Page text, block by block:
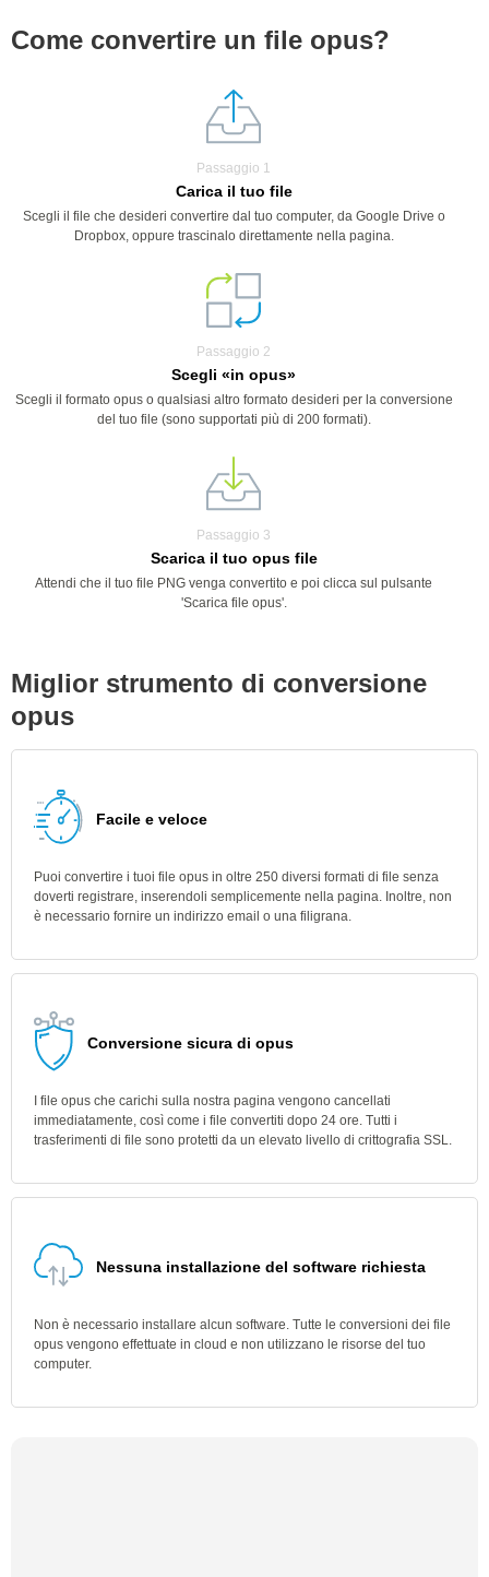
Come convertire un file opus?
Passaggio 1
Carica il tuo file
Scegli il file che desideri convertire dal tuo computer, da Google Drive o
Dropbox, oppure trascinalo direttamente nella pagina.
Passaggio 2
Scegli «in opus»
Scegli il formato opus o qualsiasi altro formato desideri per la conversione
del tuo file (sono supportati più di 200 formati).
Passaggio 3
Scarica il tuo opus file
Attendi che il tuo file PNG venga convertito e poi clicca sul pulsante
'Scarica file opus'.
Miglior strumento di conversione
opus
Facile e veloce
Puoi convertire i tuoi file opus in oltre 250 diversi formati di file senza
doverti registrare, inserendoli semplicemente nella pagina. Inoltre, non
è necessario fornire un indirizzo email o una filigrana.
Conversione sicura di opus
I file opus che carichi sulla nostra pagina vengono cancellati
immediatamente, così come i file convertiti dopo 24 ore. Tutti i
trasferimenti di file sono protetti da un elevato livello di crittografia SSL.
Nessuna installazione del software richiesta
Non è necessario installare alcun software. Tutte le conversioni dei file
opus vengono effettuate in cloud e non utilizzano le risorse del tuo
computer.